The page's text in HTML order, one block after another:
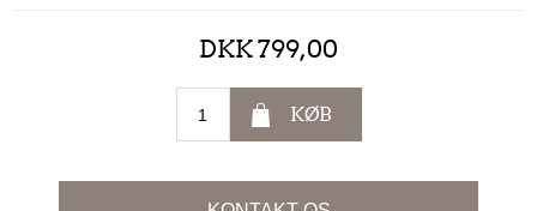
DKK 799,00
KØB